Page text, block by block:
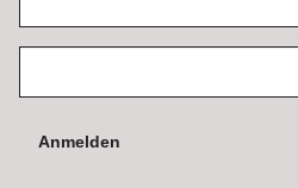
Anmelden